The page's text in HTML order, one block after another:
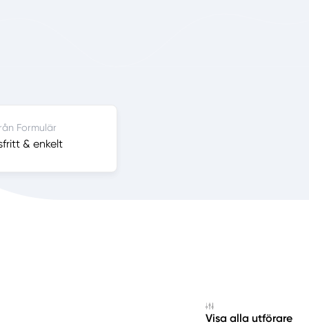
Formulär
& enkelt
Visa alla utförare